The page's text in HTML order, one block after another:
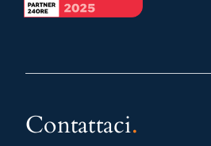
Contattaci.